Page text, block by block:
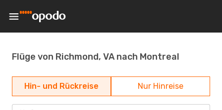
Flüge von Richmond, VA nach Montreal
Hin- und Rückreise Nur Hinreise